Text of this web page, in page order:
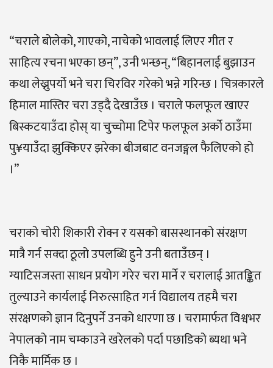
“चराले बोलेको, गाएको, नाचेको भावलाई लिएर गीत र
साहित्य रचना भएका छन्”, उनी भन्छन्, “बिहानलाई बुझाउन
कथा लेख्नुपर्यो भने चरा चिरविर गरेको भन्ने गरिन्छ । चित्रकारले
हिमाल मास्तिर चरा उड्दै देखाउँछ । चराले फलफूल खाएर
बिस्कटयाउँदा होस् या चुच्चोमा टिपेर फलफूल अर्को ठाउँमा
पु¥याउँदा झुक्किएर झरेका बीजबाट वनजङ्गल फैलिएको हो
।”
चराको चोरी शिकारी रोक्न र यसको बासस्थानको संरक्षण
मात्रै गर्न सक्दा ठूलो उपलब्धि हुने उनी बताउँछन् ।
ग्याटिसजस्ता साधन प्रयोग गरेर चरा मार्ने र चरालाई आतङ्कित
तुल्याउने कार्यलाई निरुत्साहित गर्न विद्यालय तहमै चरा
संरक्षणको ज्ञान दिनुपर्ने उनको धारणा छ । चरामार्फत विश्वभर
नेपालको नाम चम्काउने खरेलको पर्दा पछाडिको ब्यथा भने
निकै मार्मिक छ ।